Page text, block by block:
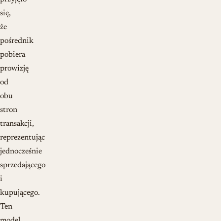
się,
że
pośrednik
pobiera
prowizję
od
obu
stron
transakcji,
reprezentując
jednocześnie
sprzedającego
i
kupującego.
Ten